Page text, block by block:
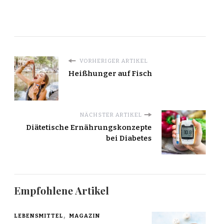
VORHERIGER ARTIKEL
Heißhunger auf Fisch
NÄCHSTER ARTIKEL
Diätetische Ernährungskonzepte
bei Diabetes
Empfohlene Artikel
LEBENSMITTEL MAGAZIN